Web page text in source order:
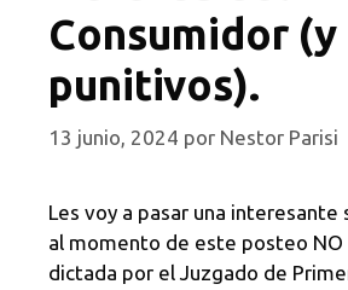
Consumidor (y
punitivos).
13 junio, 2024 por Nestor Parisi
Les voy a pasar una interesante
al momento de este posteo
dictada por el Juzgado de